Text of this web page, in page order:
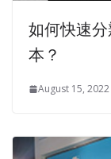
如何快速
本？
August 15, 2022